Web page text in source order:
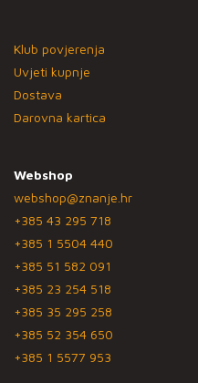
Klub povjerenja
Uvjeti kupnje
Dostava
Darovna kartica
Webshop
webshop@znanje.hr
+385 43 295 718
+385 1 5504 440
+385 51 582 091
+385 23 254 518
+385 35 295 258
+385 52 354 650
+385 1 5577 953